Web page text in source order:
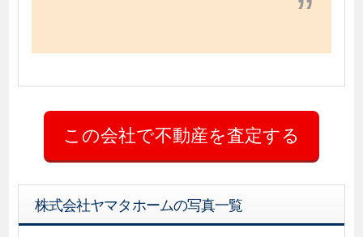
株式会社ヤマタホームの写真一覧